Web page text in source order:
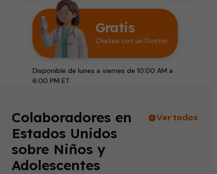
Gratis
Chatea con un Doctor
Disponible de lunes a viernes de 10:00 AM a
6:00 PM ET.
Colaboradores en
Estados Unidos
sobre Niños y
Adolescentes
Ver todos